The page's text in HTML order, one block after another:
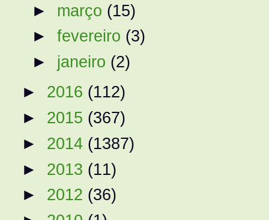
► março (15)
►fevereiro (3)
► janeiro (2)
► 2016 (112)
► 2015 (367)
► 2014 (1387)
► 2013 (11)
► 2012 (36)